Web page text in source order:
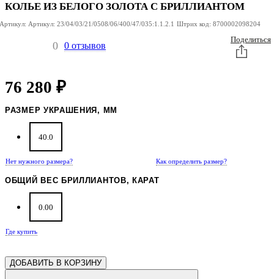
КОЛЬЕ ИЗ БЕЛОГО ЗОЛОТА С БРИЛЛИАНТОМ
Артикул: Артикул: 23/04/03/21/0508/06/400/47/035:1.1.2.1 Штрих код: 8700002098204
0 0 отзывов
Поделиться
76 280 ₽
РАЗМЕР УКРАШЕНИЯ, ММ
40.0
Нет нужного размера? Как определить размер?
ОБЩИЙ ВЕС БРИЛЛИАНТОВ, КАРАТ
0.00
Где купить
ДОБАВИТЬ В КОРЗИНУ